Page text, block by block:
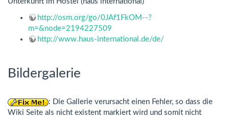
http://osm.org/go/0JAf1FkOM--?
m=&node=2194227509
http://www.haus-international.de/de/
Bildergalerie
: Die Gallerie verursacht einen Fehler, so dass die
Wiki Seite als nicht existent markiert wird und somit nicht